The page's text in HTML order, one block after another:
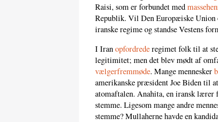
Raisi, som er forbundet med
Republik. Vil Den Europæiske Union
iranske regime og standse Vestens
I Iranopfordrederegimet folk til at
legitimitet; men det blev mødt af
vælgerfremmøde. Mange mennesker
amerikanske præsident Joe Biden til
atomaftalen. Anahita, en iransk lærer
stemme. Ligesom mange andre
stemme? Mullaherne havde en